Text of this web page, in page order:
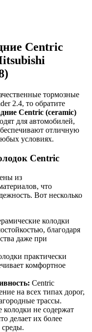
Centric
тормозные
2.4, то обратите
Centric (ceramic)
для автомобилей,
отличную
условиях.
Centric
из
что
Вот несколько
колодки
благодаря
даже при
практически
комфортное
Centric
на всех типах дорог,
трассы.
колодки не содержат
делает их более